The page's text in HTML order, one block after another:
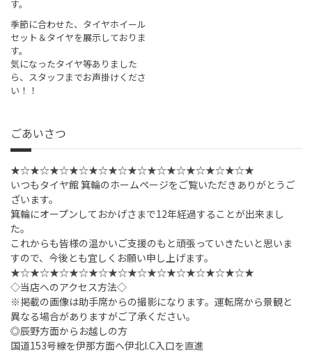
す。
季節に合わせた、タイヤホイール
セット＆タイヤを展示しておりま
す。
気になったタイヤ等ありました
ら、スタッフまでお声掛けくださ
い！！
ごあいさつ
★☆★☆★☆★☆★☆★☆★☆★☆★☆★☆★☆★☆★
いつもタイヤ館 箕輪のホームページをご覧いただきありがとうご
ざいます。
箕輪にオープンしておかげさまで12年経過することが出来まし
た。
これからも皆様の温かいご支援のもと頑張っていきたいと思いま
すので、今後とも宜しくお願い申し上げます。
★☆★☆★☆★☆★☆★☆★☆★☆★☆★☆★☆★☆★
◇当店へのアクセス方法◇
※掲載の画像は助手席からの撮影になります。運転席から景観と
異なる場合がありますがご了承ください。
◎辰野方面からお越しの方
国道153号線を伊那方面へ伊北I.C入口を直進